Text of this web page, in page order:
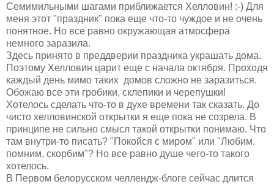
Семимильными шагами приближается Хелловин! :-) Для
меня этот "праздник" пока еще что-то чуждое и не очень
понятное. Но все равно окружающая атмосфера
немного заразила.
Здесь принято в преддверии праздника украшать дома.
Поэтому Хелловин царит еще с начала октября. Проходя
каждый день мимо таких домов сложно не заразиться.
Обожаю все эти гробики, склепики и черепушки!
Хотелось сделать что-то в духе времени так сказать. До
чисто хелловинской открытки я еще пока не созрела. В
принципе не сильно смысл такой открытки понимаю. Что
там внутри-то писать? "Покойся с миром" или "Любим,
помним, скорбим"? Но все равно душе чего-то такого
хотелось.
В Первом белорусском челлендж-блоге сейчас длится